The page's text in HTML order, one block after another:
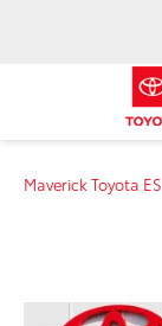
Maverick Toyota ES